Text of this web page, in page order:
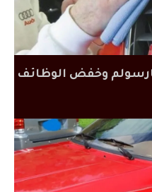
وخفض الوظائف